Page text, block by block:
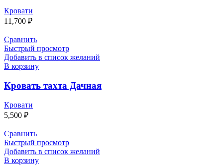
Кровати
11,700 ₽
Сравнить
Быстрый просмотр
Добавить в список желаний
В корзину
Кровать тахта Дачная
Кровати
5,500 ₽
Сравнить
Быстрый просмотр
Добавить в список желаний
В корзину